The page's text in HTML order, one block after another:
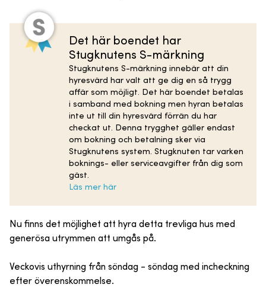
Det här boendet har
Stugknutens S-märkning
Stugknutens S-märkning innebär att din
hyresvärd har valt att ge dig en så trygg
affär som möjligt. Det här boendet betalas
i samband med bokning men hyran betalas
inte ut till din hyresvärd förrän du har
checkat ut. Denna trygghet gäller endast
om bokning och betalning sker via
Stugknutens system. Stugknuten tar varken
boknings- eller serviceavgifter från dig som
gäst.
Läs mer här
Nu finns det möjlighet att hyra detta trevliga hus med
generösa utrymmen att umgås på.
Veckovis uthyrning från söndag - söndag med incheckning
efter överenskommelse.